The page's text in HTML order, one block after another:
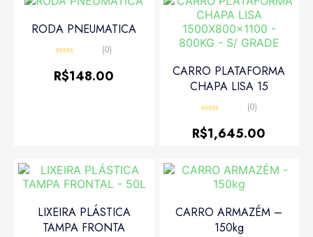
RODA PNEUMATICA
0
de
(0)
R$148.00
CARRO PLATAFORMA
CHAPA LISA 15
0
de
(0)
R$1,645.00
LIXEIRA PLÁSTICA
TAMPA FRONTA
CARRO ARMAZÉM –
150kg